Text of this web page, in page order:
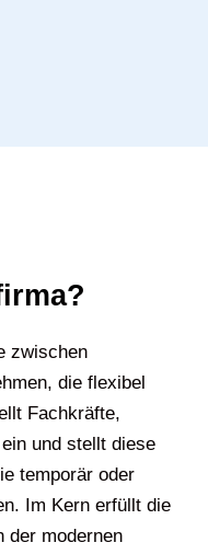
zwischen
die flexibel
Fachkräfte,
und stellt diese
temporär oder
Im Kern erfüllt die
der modernen